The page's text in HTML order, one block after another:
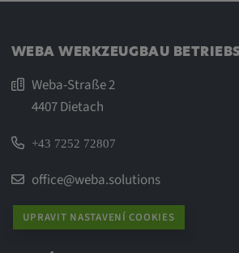
WEBA WERKZEUGBAU
Weba-Straße 2
4407 Dietach
+43 7252 72807
office@weba.solutions
UPRAVIT NASTAVENÍ COOKIES